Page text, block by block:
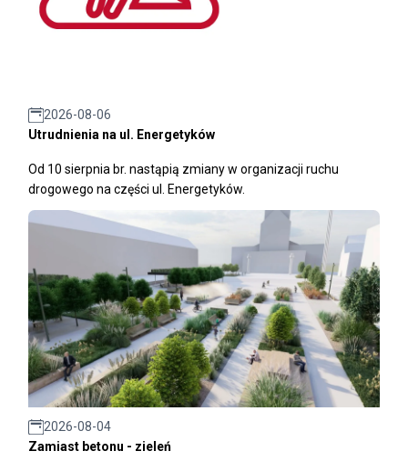
2026-08-06
Utrudnienia na ul. Energetyków
Od 10 sierpnia br. nastąpią zmiany w organizacji ruchu
drogowego na części ul. Energetyków.
2026-08-04
Zamiast betonu - zieleń